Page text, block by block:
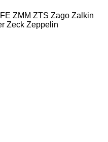
ZMM ZTS Zago Zalkin
Zeck Zeppelin